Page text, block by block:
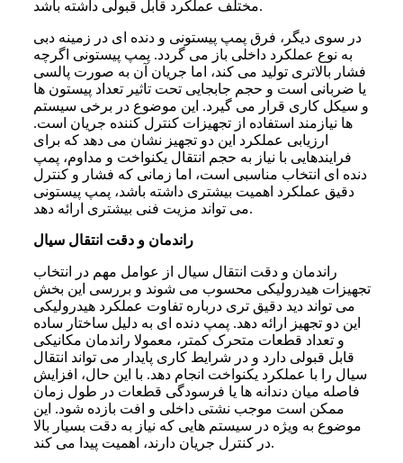
مختلف عملکرد قابل قبولی داشته باشد.
در سوی دیگر، فرق پمپ پیستونی و دنده ای در زمینه دبی
به نوع عملکرد داخلی باز می گردد. پمپ پیستونی اگرچه
فشار بالاتری تولید می کند، اما جریان آن به صورت پالسی
یا ضربانی است و حجم جابجایی تحت تاثیر تعداد پیستون ها
و سیکل کاری قرار می گیرد. این موضوع در برخی سیستم
ها نیازمند استفاده از تجهیزات کنترل کننده جریان است.
ارزیابی عملکرد این دو تجهیز نشان می دهد که برای
فرایندهایی با نیاز به حجم انتقال یکنواخت و مداوم، پمپ
دنده ای انتخاب مناسبی است، اما زمانی که فشار و کنترل
دقیق عملکرد اهمیت بیشتری داشته باشد، پمپ پیستونی
می تواند مزیت فنی بیشتری ارائه دهد.
راندمان و دقت انتقال سیال
راندمان و دقت انتقال سیال از عوامل مهم در انتخاب
تجهیزات هیدرولیکی محسوب می شوند و بررسی این بخش
می تواند دید دقیق تری درباره تفاوت عملکرد هیدرولیکی
این دو تجهیز ارائه دهد. پمپ دنده ای به دلیل ساختار ساده
و تعداد قطعات متحرک کمتر، معمولا راندمان مکانیکی
قابل قبولی دارد و در شرایط کاری پایدار می تواند انتقال
سیال را با عملکرد یکنواخت انجام دهد. با این حال، افزایش
فاصله میان دندانه ها یا فرسودگی قطعات در طول زمان
ممکن است موجب نشتی داخلی و افت بازده شود. این
موضوع به ویژه در سیستم هایی که نیاز به دقت بسیار بالا
در کنترل جریان دارند، اهمیت پیدا می کند.